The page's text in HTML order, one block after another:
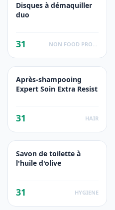
Disques à démaquiller
duo
31
Après-shampooing
Expert Soin Extra Resist
31 HAIR
Savon de toilette à
l'huile d'olive
31 HYGIENE